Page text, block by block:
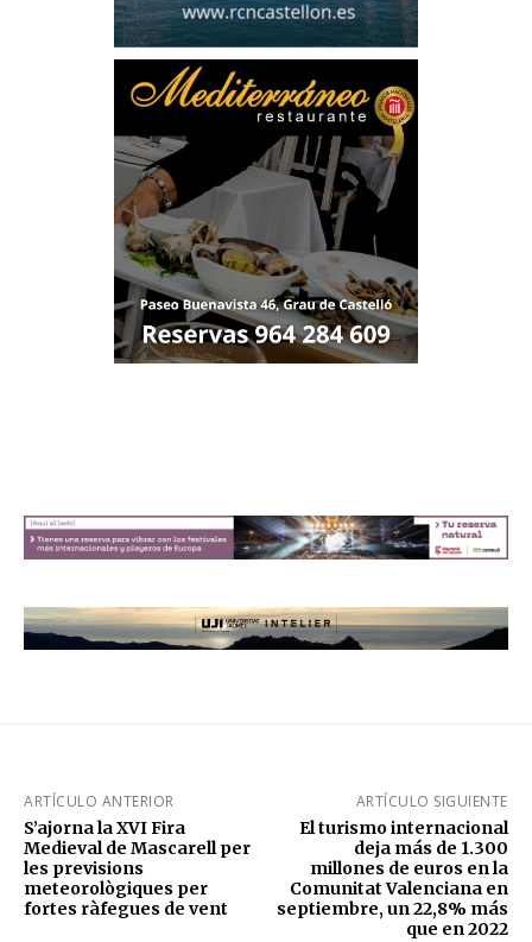
ARTÍCULO ANTERIOR
S’ajorna la XVI Fira
Medieval de Mascarell per
les previsions
meteorològiques per
fortes ràfegues de vent
ARTÍCULO SIGUIENTE
El turismo internacional
deja más de 1.300
millones de euros en la
Comunitat Valenciana en
septiembre, un 22,8% más
que en 2022